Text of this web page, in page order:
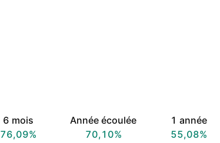
6 mois
76,09%
Année écoulée
70,10%
1 année
55,08%